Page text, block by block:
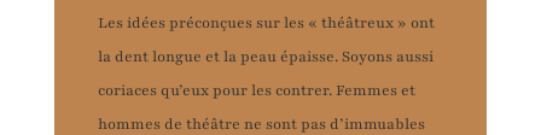
Les idées préconçues sur les « théâtreux » ont
la dent longue et la peau épaisse. Soyons aussi
coriaces qu’eux pour les contrer. Femmes et
hommes de théâtre ne sont pas d’immuables